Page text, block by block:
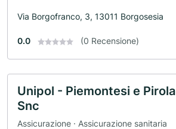
Via Borgofranco, 3, 13011 Borgosesia
0.0 (0 Recensione)
Unipol - Piemontesi e Pirola
Snc
Assicurazione · Assicurazione sanitaria